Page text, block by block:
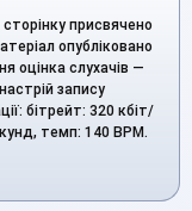
присвячено
опубліковано
оцінка слухачів —
запису
бітрейт: 320 кбіт/
темп: 140 BPM.